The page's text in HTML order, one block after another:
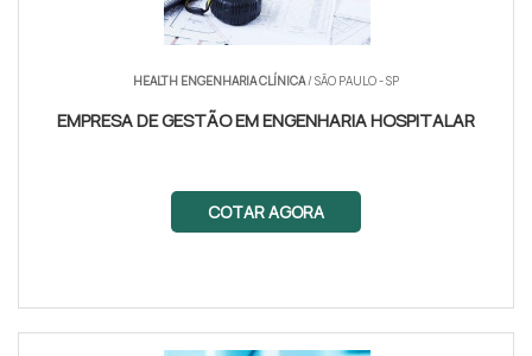
HEALTH ENGENHARIA CLÍNICA/ SÃO PAULO - SP
EMPRESA DE GESTÃO EM ENGENHARIA HOSPITALAR
COTAR AGORA